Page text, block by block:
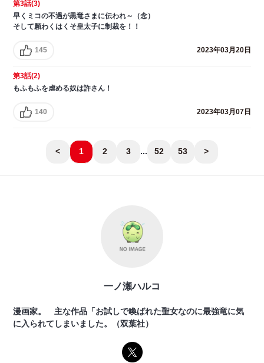
第3話(3)
早くミコの不遇が黒竜さまに伝われ～（念）
そして願わくはくそ皇太子に制裁を！！
145 2023年03月20日
第3話(2)
もふもふを虐める奴は許さん！
140 2023年03月07日
< 1 2 3 ... 52 53 >
一ノ瀬ハルコ
漫画家。 主な作品「お試しで喚ばれた聖女なのに最強竜に気
に入られてしまいました。（双葉社）